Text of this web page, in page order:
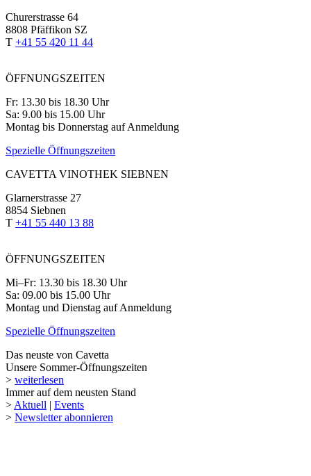
Churerstrasse 64
8808 Pfäffikon SZ
T +41 55 420 11 44
ÖFFNUNGSZEITEN
Fr: 13.30 bis 18.30 Uhr
Sa: 9.00 bis 15.00 Uhr
Montag bis Donnerstag auf Anmeldung
Spezielle Öffnungszeiten
CAVETTA VINOTHEK SIEBNEN
Glarnerstrasse 27
8854 Siebnen
T +41 55 440 13 88
ÖFFNUNGSZEITEN
Mi–Fr: 13.30 bis 18.30 Uhr
Sa: 09.00 bis 15.00 Uhr
Montag und Dienstag auf Anmeldung
Spezielle Öffnungszeiten
Das neuste von Cavetta
Unsere Sommer-Öffnungszeiten
> weiterlesen
Immer auf dem neusten Stand
> Aktuell | Events
> Newsletter abonnieren